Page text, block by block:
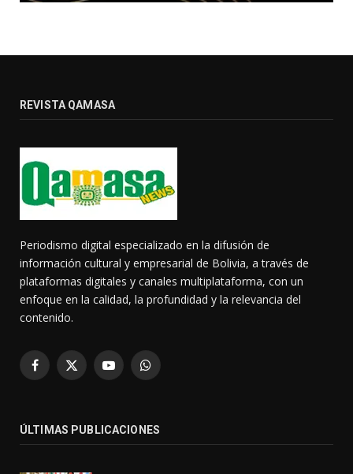
REVISTA QAMASA
Periodismo digital especializado en la difusión de
información cultural y empresarial de Bolivia, a través de
plataformas digitales y canales multiplataforma, con un
enfoque en la calidad, la profundidad y la relevancia del
contenido.
Facebook
X
YouTubeWhatsApp
ÚLTIMAS PUBLICACIONES